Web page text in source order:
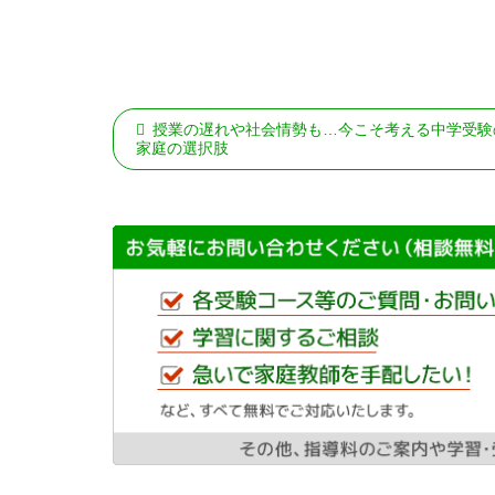
授業の遅れや社会情勢も…今こそ考える中学受
家庭の選択肢